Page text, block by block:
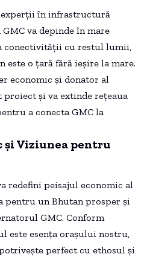
în infrastructură
va depinde în mare
conectivității cu restul lumii,
este o țară fără ieșire la mare.
economic și donator al
și va extinde rețeaua
a conecta GMC la
și Viziunea pentru
redefini peisajul economic al
pentru un Bhutan prosper și
GMC. Conform
este esența orașului nostru,
perfect cu ethosul și